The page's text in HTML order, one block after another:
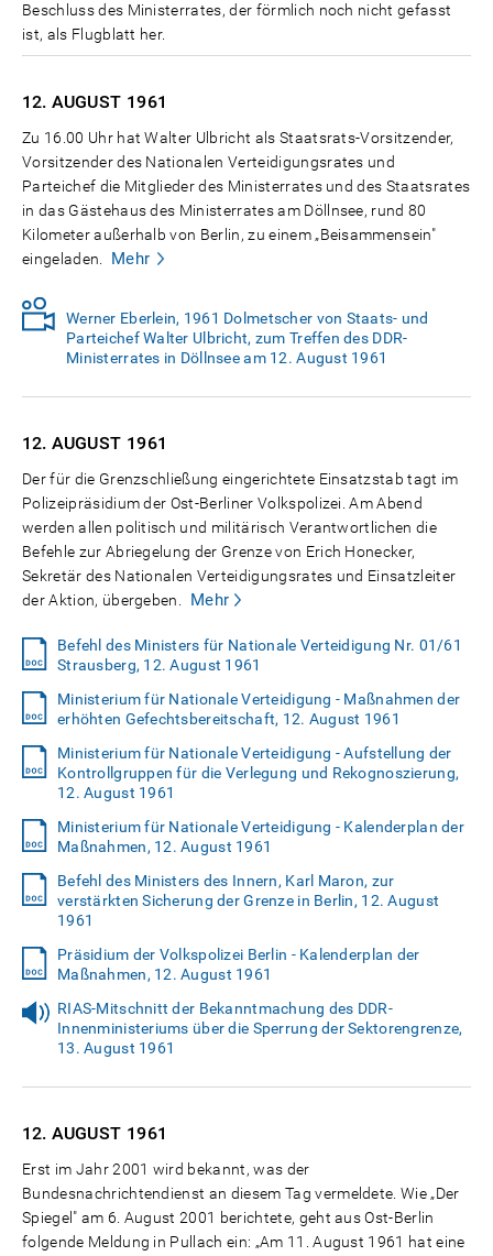
Beschluss des Ministerrates, der förmlich noch nicht gefasst
ist, als Flugblatt her.
12. AUGUST 1961
Zu 16.00 Uhr hat Walter Ulbricht als Staatsrats-Vorsitzender,
Vorsitzender des Nationalen Verteidigungsrates und
Parteichef die Mitglieder des Ministerrates und des Staatsrates
in das Gästehaus des Ministerrates am Döllnsee, rund 80
Kilometer außerhalb von Berlin, zu einem „Beisammensein"
eingeladen.
Mehr
Werner Eberlein, 1961 Dolmetscher von Staats- und
Parteichef Walter Ulbricht, zum Treffen des DDR-
Ministerrates in Döllnsee am 12. August 1961
12. AUGUST 1961
Der für die Grenzschließung eingerichtete Einsatzstab tagt im
Polizeipräsidium der Ost-Berliner Volkspolizei. Am Abend
werden allen politisch und militärisch Verantwortlichen die
Befehle zur Abriegelung der Grenze von Erich Honecker,
Sekretär des Nationalen Verteidigungsrates und Einsatzleiter
der Aktion, übergeben.
Mehr
Befehl des Ministers für Nationale Verteidigung Nr. 01/61
Strausberg, 12. August 1961
Ministerium für Nationale Verteidigung - Maßnahmen der
erhöhten Gefechtsbereitschaft, 12. August 1961
Ministerium für Nationale Verteidigung - Aufstellung der
Kontrollgruppen für die Verlegung und Rekognoszierung,
12. August 1961
Ministerium für Nationale Verteidigung - Kalenderplan der
Maßnahmen, 12. August 1961
Befehl des Ministers des Innern, Karl Maron, zur
verstärkten Sicherung der Grenze in Berlin, 12. August
1961
Präsidium der Volkspolizei Berlin - Kalenderplan der
Maßnahmen, 12. August 1961
RIAS-Mitschnitt der Bekanntmachung des DDR-
Innenministeriums über die Sperrung der Sektorengrenze,
13. August 1961
12. AUGUST 1961
Erst im Jahr 2001 wird bekannt, was der
Bundesnachrichtendienst an diesem Tag vermeldete. Wie „Der
Spiegel" am 6. August 2001 berichtete, geht aus Ost-Berlin
folgende Meldung in Pullach ein: „Am 11. August 1961 hat eine